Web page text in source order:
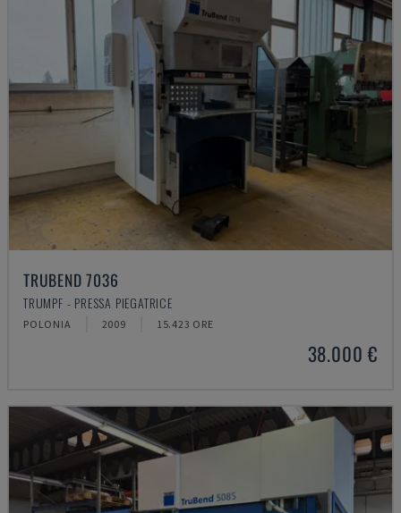
TRUBEND 7036
TRUMPF - PRESSA PIEGATRICE
POLONIA 2009 15.423 ORE
38.000 €